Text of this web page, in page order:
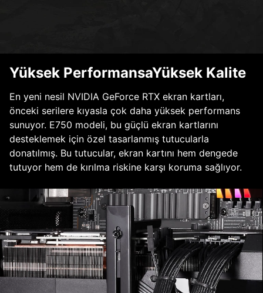
Yüksek PerformansaYüksek Kalite
En yeni nesil NVIDIA GeForce RTX ekran kartları,
önceki serilere kıyasla çok daha yüksek performans
sunuyor. E750 modeli, bu güçlü ekran kartlarını
desteklemek için özel tasarlanmış tutucularla
donatılmış. Bu tutucular, ekran kartını hem dengede
tutuyor hem de kırılma riskine karşı koruma sağlıyor.